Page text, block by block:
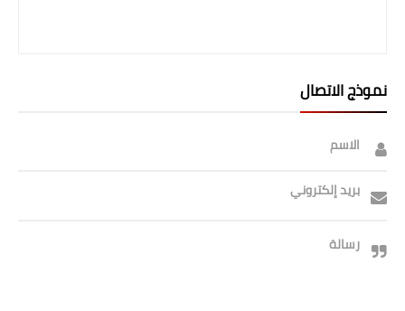
نموذج الاتصال
الاسم
بريد إلكتروني
رسالة